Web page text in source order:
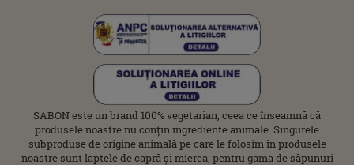
SABON este un brand 100% vegetarian, ceea ce înseamnă că
produsele noastre nu conțin ingrediente animale. Singurele
subproduse de origine animală pe care le folosim în produsele
noastre sunt laptele de capră și mierea, pentru gama de săpunuri